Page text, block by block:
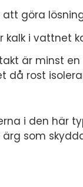
göra
kalk i vattnet
är minst
då rost
i den här
som